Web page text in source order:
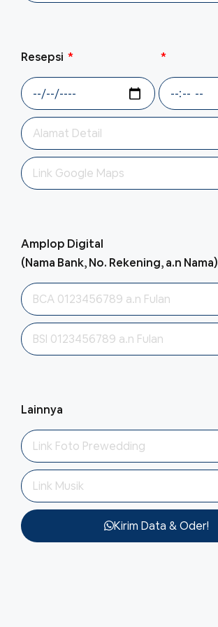
Resepsi
Amplop Digital
(Nama Bank, No. Rekening, a.n Nama)
Lainnya
Kirim Data & Oder!